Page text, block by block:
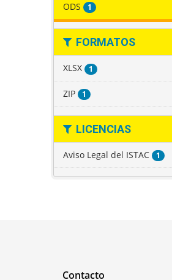
ODS 1
FORMATOS
XLSX 1
ZIP 1
LICENCIAS
Aviso Legal del ISTAC 1
Contacto